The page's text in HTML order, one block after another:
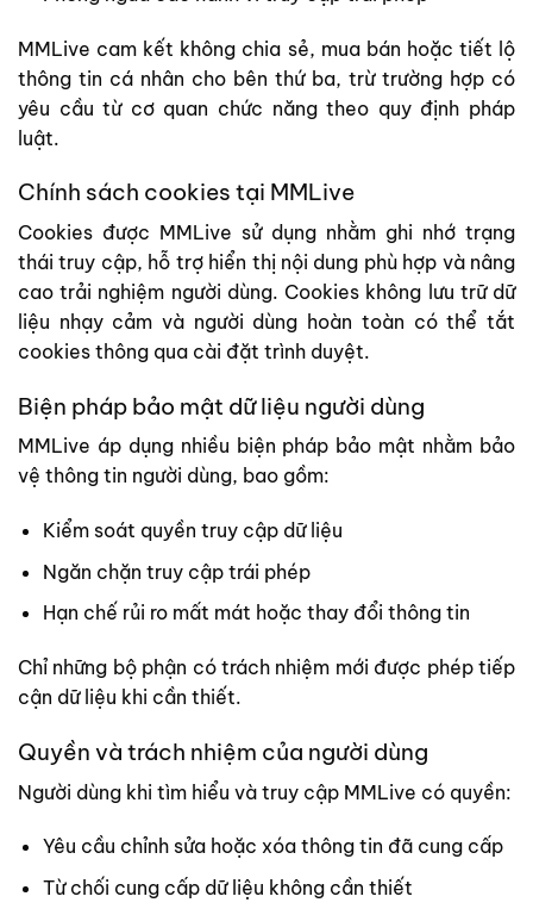
MMLive cam kết không chia sẻ, mua bán hoặc tiết lộ
thông tin cá nhân cho bên thứ ba, trừ trường hợp có
yêu cầu từ cơ quan chức năng theo quy định pháp
luật.
Chính sách cookies tại MMLive
Cookies được MMLive sử dụng nhằm ghi nhớ trạng
thái truy cập, hỗ trợ hiển thị nội dung phù hợp và nâng
cao trải nghiệm người dùng. Cookies không lưu trữ dữ
liệu nhạy cảm và người dùng hoàn toàn có thể tắt
cookies thông qua cài đặt trình duyệt.
Biện pháp bảo mật dữ liệu người dùng
MMLive áp dụng nhiều biện pháp bảo mật nhằm bảo
vệ thông tin người dùng, bao gồm:
Kiểm soát quyền truy cập dữ liệu
Ngăn chặn truy cập trái phép
Hạn chế rủi ro mất mát hoặc thay đổi thông tin
Chỉ những bộ phận có trách nhiệm mới được phép tiếp
cận dữ liệu khi cần thiết.
Quyền và trách nhiệm của người dùng
Người dùng khi tìm hiểu và truy cập MMLive có quyền:
Yêu cầu chỉnh sửa hoặc xóa thông tin đã cung cấp
Từ chối cung cấp dữ liệu không cần thiết